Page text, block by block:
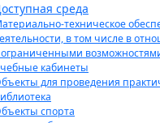
среда
техническое
в том числе в
ограниченными
кабинеты
для проведения
спорта